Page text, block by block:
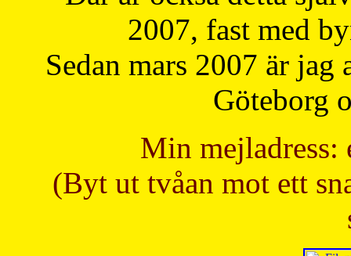
2007, fast med
Sedan mars 2007 är
Göteborg
Min mejladress:
(Byt ut tvåan mot ett